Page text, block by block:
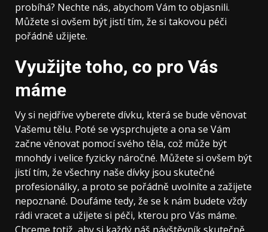
probíhá? Nechte nás, abychom Vám to objasnili.
Můžete si ovšem být jistí tím, že si takovou péči
pořádně užijete.
Využijte toho, co pro Vás
máme
Vy si nejdříve vyberete dívku, která se bude věnovat
Vašemu tělu. Poté se vysprchujete a ona se Vám
začne věnovat pomocí svého těla, což může být
mnohdy i velice fyzicky náročné. Můžete si ovšem být
jistí tím, že všechny naše dívky jsou skutečné
profesionálky, a proto se pořádně uvolníte a zažijete
nepoznané. Doufáme tedy, že se k nám budete vždy
rádi vracet a užijete si péči, kterou pro Vás máme.